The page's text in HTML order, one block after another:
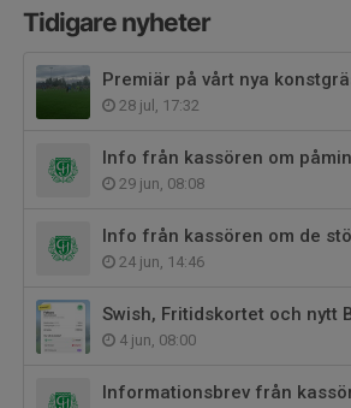
Tidigare nyheter
Premiär på vårt nya
28 jul, 17:32
Info från kassören om
29 jun, 08:08
Info från kassören om de
24 jun, 14:46
Swish, Fritidskortet och nytt
4 jun, 08:00
Informationsbrev från